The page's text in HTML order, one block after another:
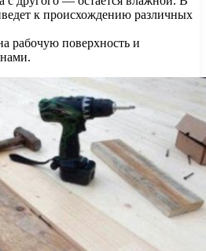
к происхождению различных
рабочую поверхность и